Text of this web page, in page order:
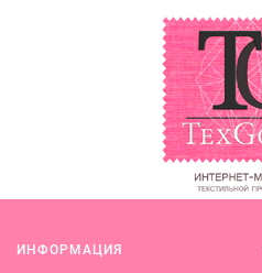
ИНФОРМАЦИЯ